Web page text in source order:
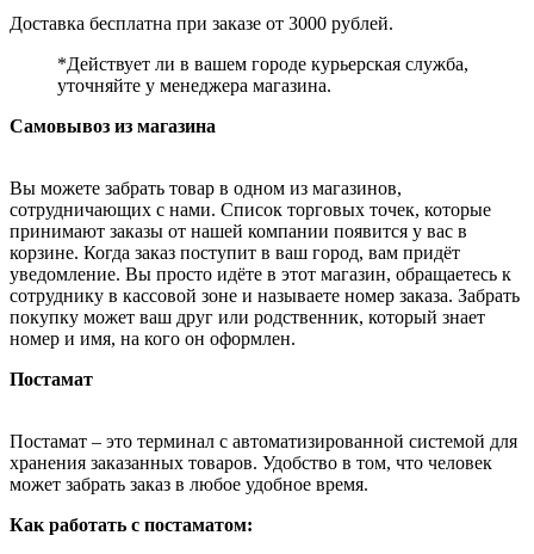
Доставка бесплатна при заказе от 3000 рублей.
*Действует ли в вашем городе курьерская служба,
уточняйте у менеджера магазина.
Самовывоз из магазина
Вы можете забрать товар в одном из магазинов,
сотрудничающих с нами. Список торговых точек, которые
принимают заказы от нашей компании появится у вас в
корзине. Когда заказ поступит в ваш город, вам придёт
уведомление. Вы просто идёте в этот магазин, обращаетесь к
сотруднику в кассовой зоне и называете номер заказа. Забрать
покупку может ваш друг или родственник, который знает
номер и имя, на кого он оформлен.
Постамат
Постамат – это терминал с автоматизированной системой для
хранения заказанных товаров. Удобство в том, что человек
может забрать заказ в любое удобное время.
Как работать с постаматом: